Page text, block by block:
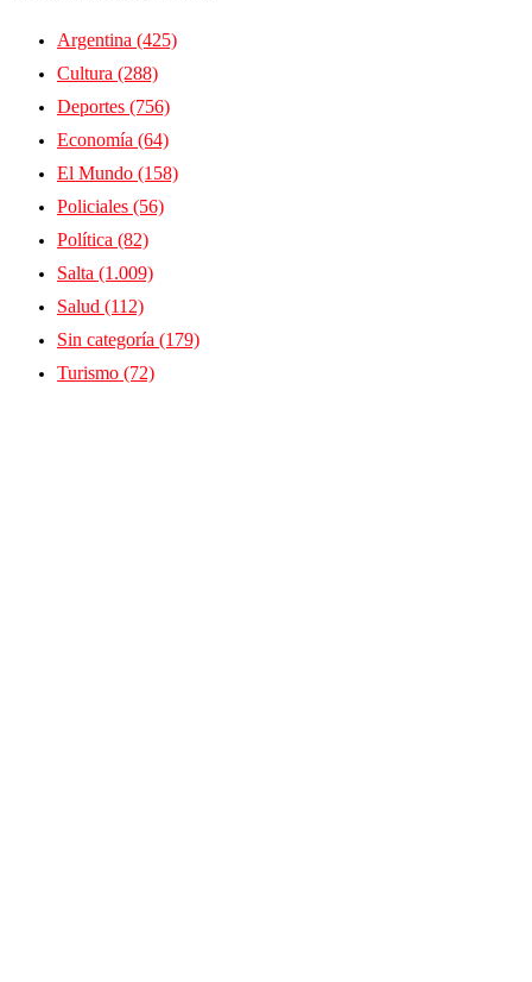
Argentina (425)
Cultura (288)
Deportes (756)
Economía (64)
El Mundo (158)
Policiales (56)
Política (82)
Salta (1.009)
Salud (112)
Sin categoría (179)
Turismo (72)